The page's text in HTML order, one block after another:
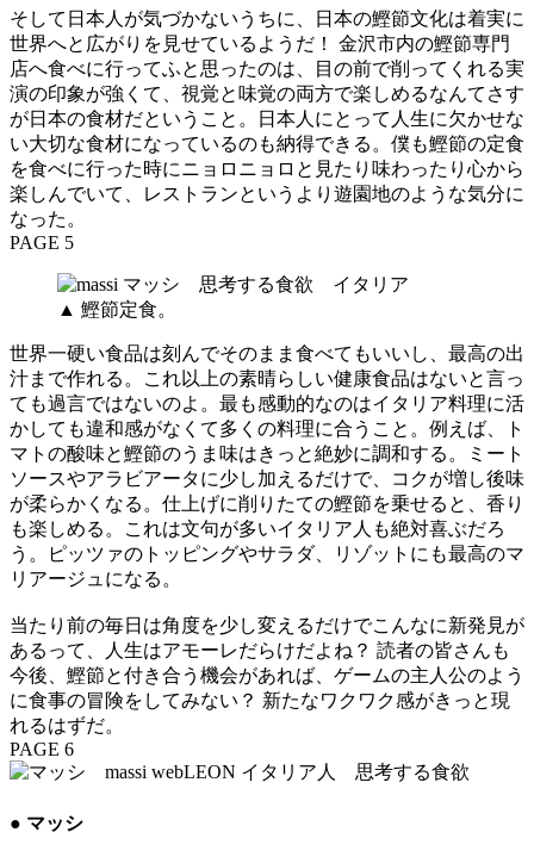
そして日本人が気づかないうちに、日本の鰹節文化は着実に
世界へと広がりを見せているようだ！ 金沢市内の鰹節専門
店へ食べに行ってふと思ったのは、目の前で削ってくれる実
演の印象が強くて、視覚と味覚の両方で楽しめるなんてさす
が日本の食材だということ。日本人にとって人生に欠かせな
い大切な食材になっているのも納得できる。僕も鰹節の定食
を食べに行った時にニョロニョロと見たり味わったり心から
楽しんでいて、レストランというより遊園地のような気分に
なった。
PAGE 5
▲ 鰹節定食。
世界一硬い食品は刻んでそのまま食べてもいいし、最高の出
汁まで作れる。これ以上の素晴らしい健康食品はないと言っ
ても過言ではないのよ。最も感動的なのはイタリア料理に活
かしても違和感がなくて多くの料理に合うこと。例えば、ト
マトの酸味と鰹節のうま味はきっと絶妙に調和する。ミート
ソースやアラビアータに少し加えるだけで、コクが増し後味
が柔らかくなる。仕上げに削りたての鰹節を乗せると、香り
も楽しめる。これは文句が多いイタリア人も絶対喜ぶだろ
う。ピッツァのトッピングやサラダ、リゾットにも最高のマ
リアージュになる。
当たり前の毎日は角度を少し変えるだけでこんなに新発見が
あるって、人生はアモーレだらけだよね？ 読者の皆さんも
今後、鰹節と付き合う機会があれば、ゲームの主人公のよう
に食事の冒険をしてみない？ 新たなワクワク感がきっと現
れるはずだ。
PAGE 6
● マッシ